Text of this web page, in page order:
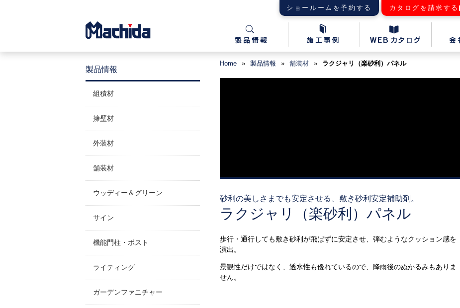
ショールームを予約する カタログを請求する
Home » 製品情報 » 舗装材 » ラクジャリ（楽砂利）パネル
砂利の美しさまでも安定させる、敷き砂利安定補助剤。
ラクジャリ（楽砂利）パネル
歩行・通行しても敷き砂利が飛ばずに安定させ、弾むようなクッション感を
演出。
景観性だけではなく、透水性も優れているので、降雨後のぬかるみもありま
せん。
製品情報
組積材
擁壁材
外装材
舗装材
ウッディー＆グリーン
サイン
機能門柱・ポスト
ライティング
ガーデンファニチャー